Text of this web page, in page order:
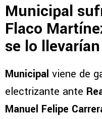
Municipal
Flaco
se lo
Municipal viene de
electrizante ante
Manuel Felipe